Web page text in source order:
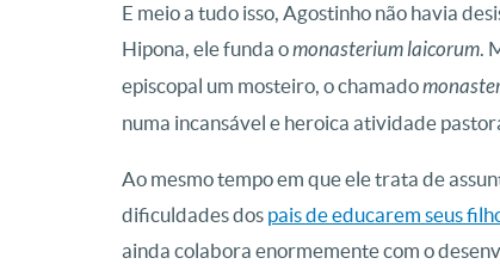
E meio a tudo isso, Agostinho não havia
Hipona, ele funda omonasterium laicorum.
episcopal um mosteiro, o chamado
numa incansável e heroica atividade
Ao mesmo tempo em que ele trata de
dificuldades dos pais de educarem seus
ainda colabora enormemente com o